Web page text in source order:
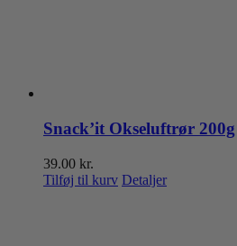
Snack’it Okseluftrør 200g
39.00 kr.
Tilføj til kurv Detaljer